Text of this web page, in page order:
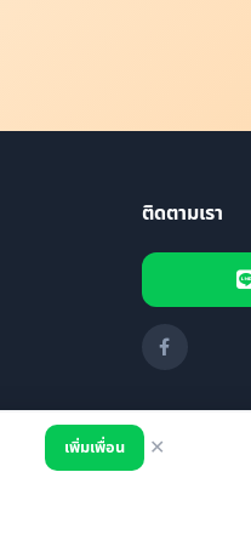
เพิ่มเพื่อน ✕
ติดตามเรา